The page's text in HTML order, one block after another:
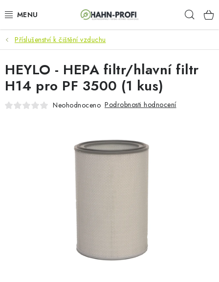
na
KLIMATIZACE
ELEKTROCENTRÁLY
ZAHRADNÍ TECHNIKA
AKUMULAČNÍ KAMNA
Příslušenství k čištění vzduchu
HEYLO - HEPA filtr/hlavní filtr
H14 pro PF 3500 (1 kus)
Neohodnoceno Podrobnosti hodnocení